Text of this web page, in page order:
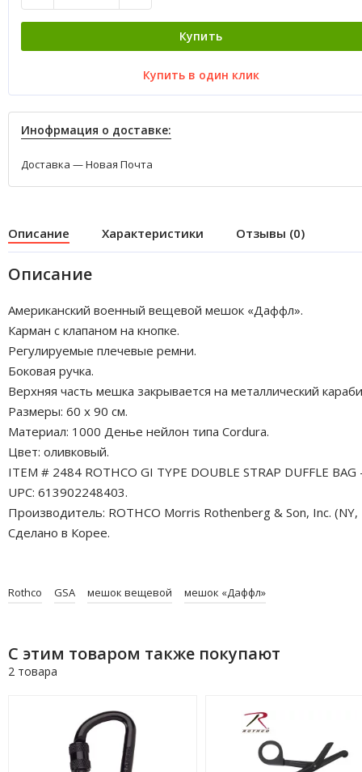
Купить
Купить в один клик
Инофрмация о доставке:
Доставка — Новая Почта
Описание Характеристики Отзывы (0)
Описание
Американский военный вещевой мешок «Даффл».
Карман с клапаном на кнопке.
Регулируемые плечевые ремни.
Боковая ручка.
Верхняя часть мешка закрывается на металлический
Размеры: 60 х 90 см.
Материал: 1000 Денье нейлон типа Cordura.
Цвет: оливковый.
ITEM # 2484 ROTHCO GI TYPE DOUBLE STRAP DUFFLE BAG
UPC: 613902248403.
Производитель: ROTHCO Morris Rothenberg & Son, Inc. (NY,
Сделано в Корее.
Rothco GSA мешок вещевой мешок «Даффл»
С этим товаром также покупают
2 товара